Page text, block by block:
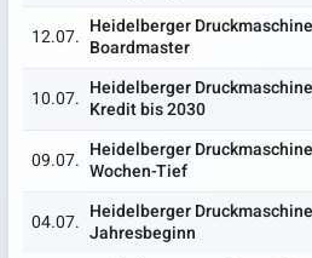
12.07. Heidelberger
Boardmaster
10.07. Heidelberger
Kredit bis 2030
09.07. Heidelberger
Wochen-Tief
04.07. Heidelberger
Jahresbeginn